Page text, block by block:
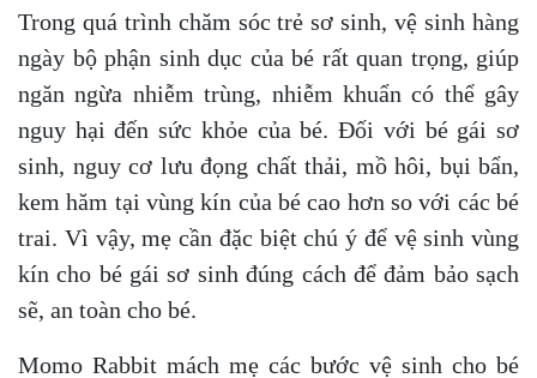
Trong quá trình chăm sóc trẻ sơ sinh, vệ sinh hàng
ngày bộ phận sinh dục của bé rất quan trọng, giúp
ngăn ngừa nhiễm trùng, nhiễm khuẩn có thể gây
nguy hại đến sức khỏe của bé. Đối với bé gái sơ
sinh, nguy cơ lưu đọng chất thải, mồ hôi, bụi bẩn,
kem hăm tại vùng kín của bé cao hơn so với các bé
trai. Vì vậy, mẹ cần đặc biệt chú ý để vệ sinh vùng
kín cho bé gái sơ sinh đúng cách để đảm bảo sạch
sẽ, an toàn cho bé.
Momo Rabbit mách mẹ các bước vệ sinh cho bé